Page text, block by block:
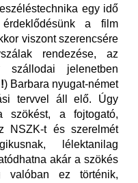
egy idő
a film
viszont szerencsére
rendezése, az
szállodai jelenetben
) Barbara nyugat-német
tervvel áll elő. Úgy
a fojtogató,
NSZK-t és szerelmét
lélektanilag
akár a szökés
valóban ez történik,